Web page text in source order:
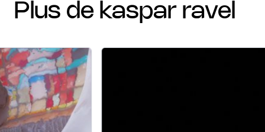
plus de kaspar ravel